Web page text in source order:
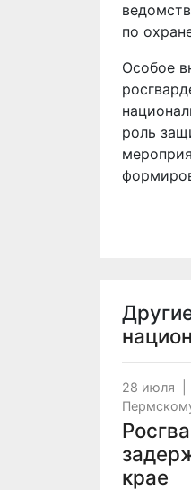
по
Особое
роль
28 июля
крае